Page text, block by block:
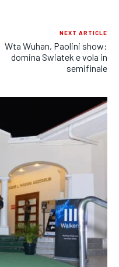
NEXT ARTICLE
Wta Wuhan, Paolini show:
domina Swiatek e vola in
semifinale